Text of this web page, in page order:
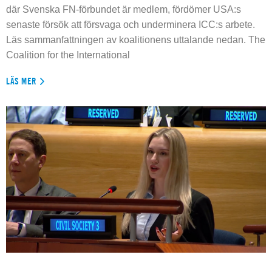
där Svenska FN-förbundet är medlem, fördömer USA:s
senaste försök att försvaga och underminera ICC:s arbete.
Läs sammanfattningen av koalitionens uttalande nedan. The
Coalition for the International
LÄS MER